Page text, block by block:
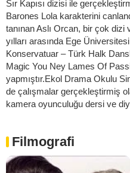
Sır Kapısı dizisi ile
Barones Lola karakterini
tanınan Aslı Orcan, bir çok dizi
yılları arasında Ege
Konservatuar – Türk Halk
Magic You Ney Lames Of
yapmıştır.Ekol Drama Okulu
de çalışmalar gerçekleştirmiş
kamera oyunculuğu dersi ve
Filmografi